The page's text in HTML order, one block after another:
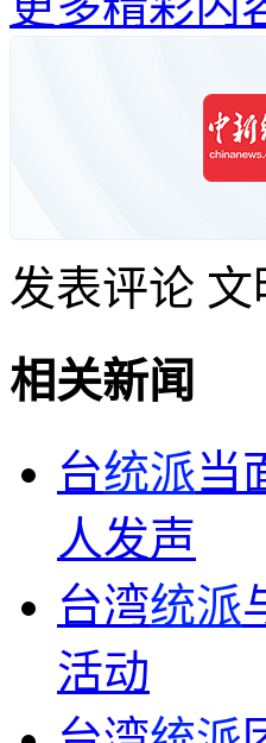
发表评论 文
相关新闻
台统派当
人发声
台湾统派
活动